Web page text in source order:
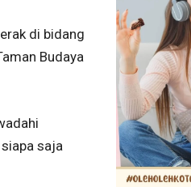
di bidang
Budaya
saja